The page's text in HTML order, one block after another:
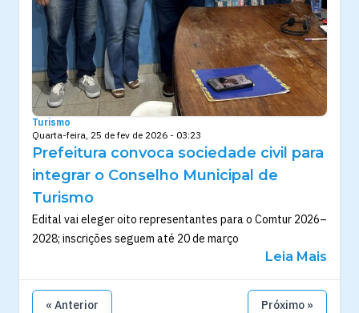
Turismo
Quarta-feira, 25 de fev de 2026 - 03:23
Prefeitura convoca sociedade civil para
integrar o Conselho Municipal de
Turismo
Edital vai eleger oito representantes para o Comtur 2026–
2028; inscrições seguem até 20 de março
Leia Mais
« Anterior Próximo »